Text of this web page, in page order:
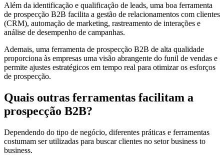
Além da identificação e qualificação de leads, uma boa ferramenta
de prospecção B2B facilita a gestão de relacionamentos com clientes
(CRM), automação de marketing, rastreamento de interações e
análise de desempenho de campanhas.
Ademais, uma ferramenta de prospecção B2B de alta qualidade
proporciona às empresas uma visão abrangente do funil de vendas e
permite ajustes estratégicos em tempo real para otimizar os esforços
de prospecção.
Quais outras ferramentas facilitam a
prospecção B2B?
Dependendo do tipo de negócio, diferentes práticas e ferramentas
costumam ser utilizadas para buscar clientes no setor business to
business.